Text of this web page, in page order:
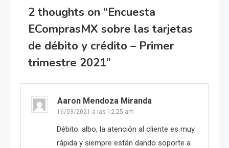
2 thoughts on “Encuesta
EComprasMX sobre las tarjetas
de débito y crédito – Primer
trimestre 2021”
Aaron Mendoza Miranda
16/03/2021 a las 12:25 am
Débito: albo, la atención al cliente es muy
rápida y siempre están dando soporte a